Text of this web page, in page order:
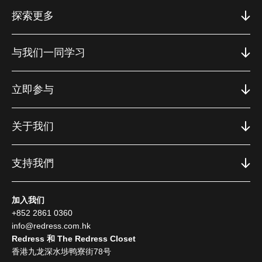
探索更多
与我们一同学习
立即参与
关于我们
支持我們
加入我们
+852 2861 0360
info@redress.com.hk
Redress 和 The Redress Closet
香港九龙深水埗鸭寮街78号